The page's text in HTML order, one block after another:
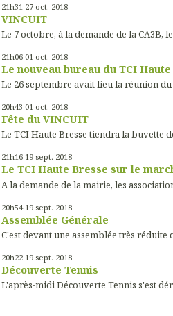
21h31 27 oct. 2018
VINCUIT
Le 7 octobre, à la demande de la CA3B,
21h06 01 oct. 2018
Le nouveau bureau du TCI
Le 26 septembre avait lieu la réunion du
20h43 01 oct. 2018
Fête du VINCUIT
Le TCI Haute Bresse tiendra la buvette
21h16 19 sept. 2018
Le TCI Haute Bresse sur le
A la demande de la mairie, les
20h54 19 sept. 2018
Assemblée Générale
C'est devant une assemblée très réduite
20h22 19 sept. 2018
Découverte Tennis
L'après-midi Découverte Tennis s'est